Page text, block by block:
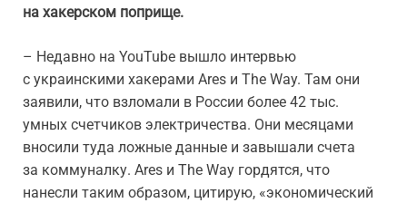
на хакерском поприще.
– Недавно на YouTube вышло интервью
с украинскими хакерами Ares и The Way. Там они
заявили, что взломали в России более 42 тыс.
умных счетчиков электричества. Они месяцами
вносили туда ложные данные и завышали счета
за коммуналку. Ares и The Way гордятся, что
нанесли таким образом, цитирую, «экономический